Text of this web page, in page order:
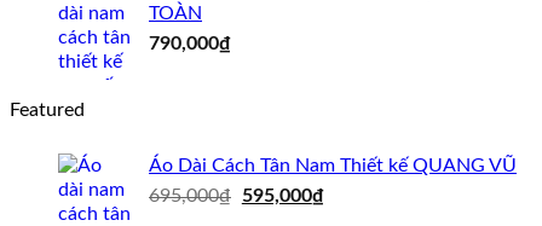
TOÀN
790,000₫
Featured
Áo Dài Cách Tân Nam Thiết kế QUANG VŨ
695,000₫
Giá
595,000₫Giá